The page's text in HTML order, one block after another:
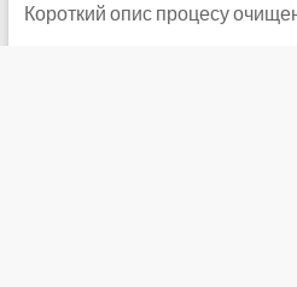
Короткий опис процесу